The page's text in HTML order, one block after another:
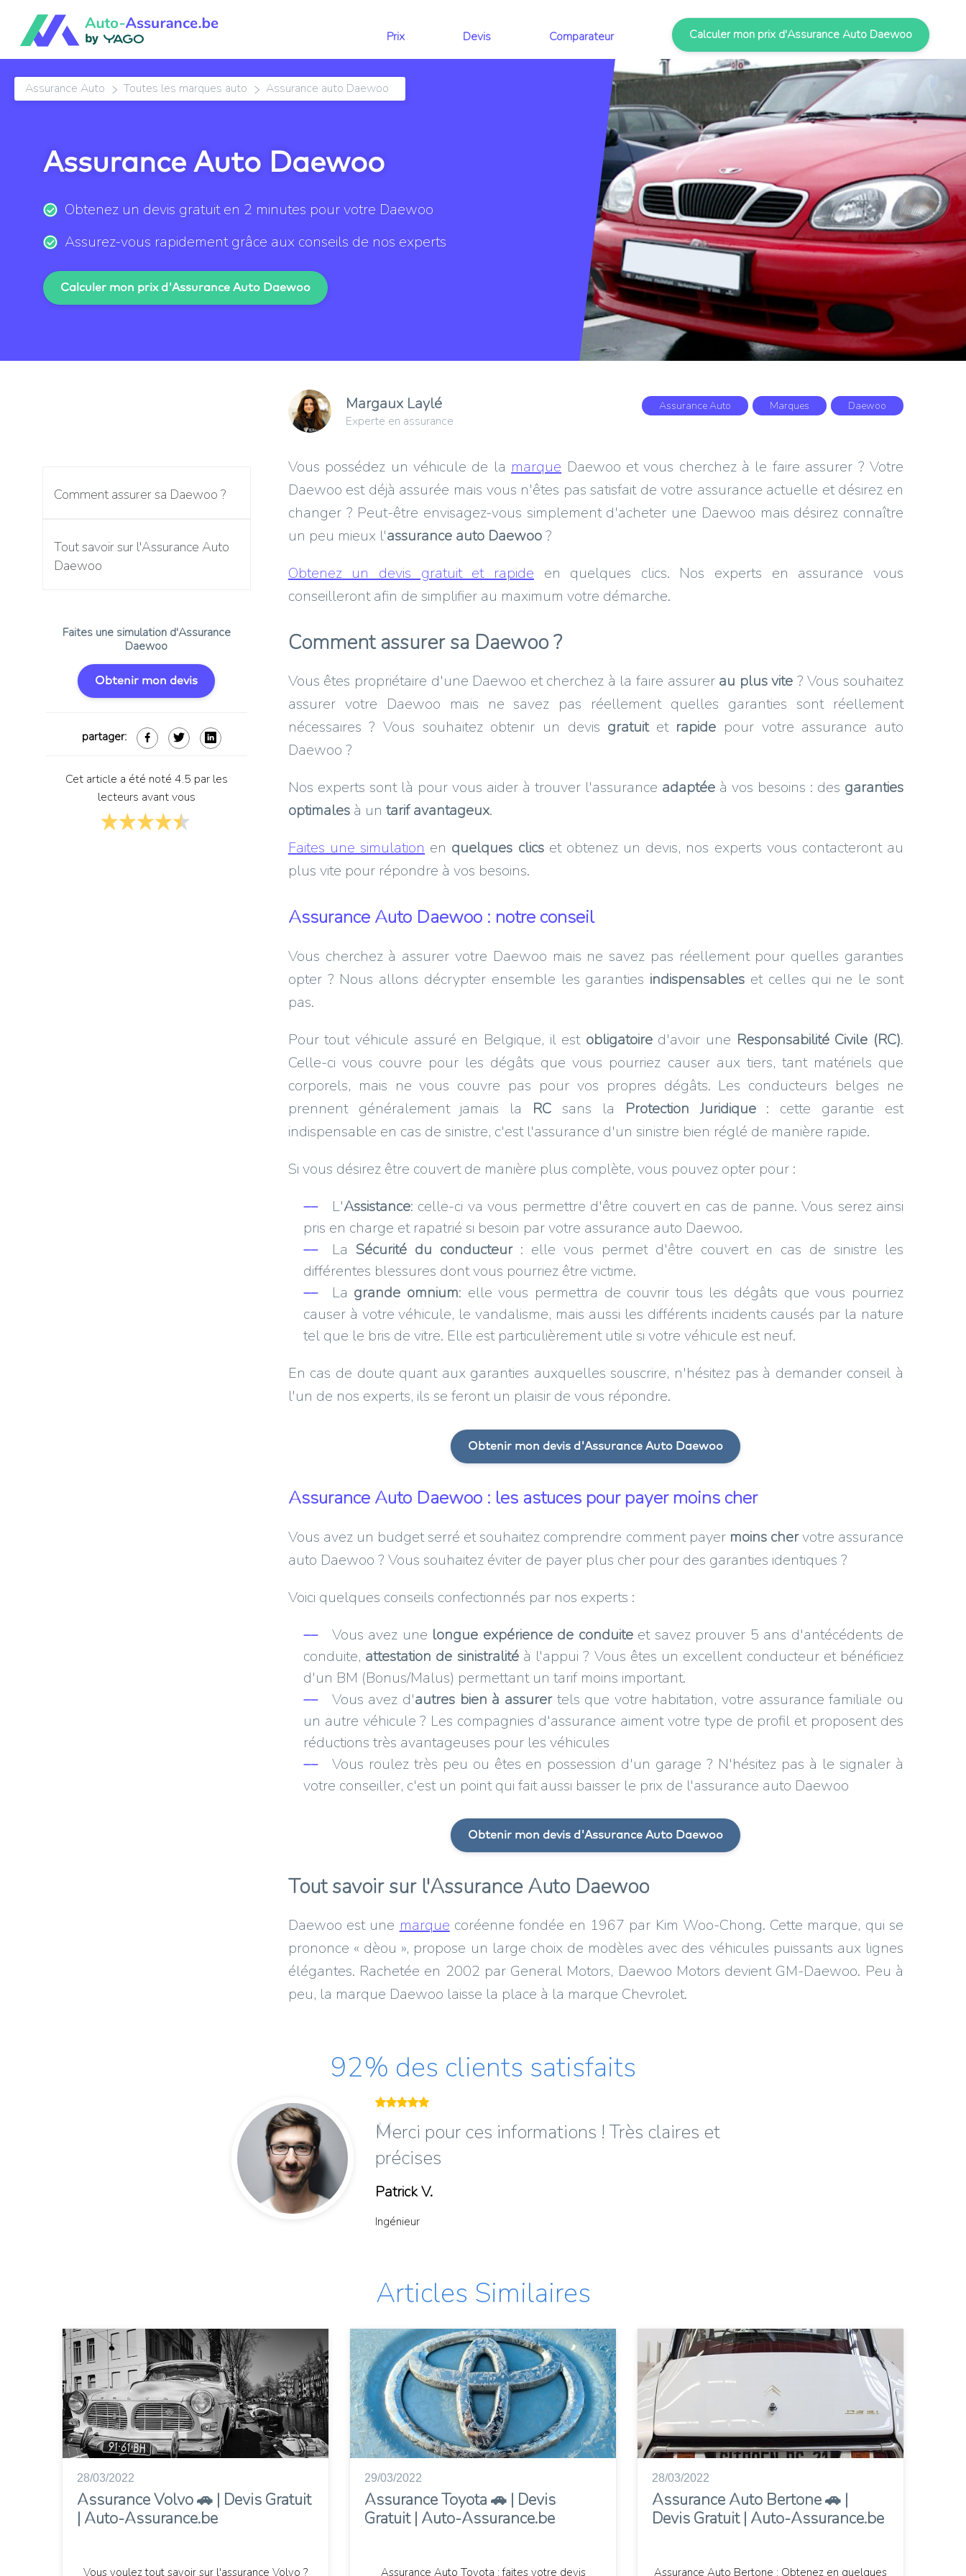
Prix Devis Comparateur Calculer mon prix d'Assurance Auto Daewoo
Assurance Auto Toutes les marques auto Assurance auto Daewoo
Assurance Auto Daewoo
Obtenez un devis gratuit en 2 minutes pour votre Daewoo
Assurez-vous rapidement grâce aux conseils de nos experts
Calculer mon prix d'Assurance Auto Daewoo
Comment assurer sa Daewoo ?
Tout savoir sur l'Assurance Auto
Daewoo
Faites une simulation d'Assurance
Daewoo
Obtenir mon devis
partager:
Cet article a été noté 4.5 par les
lecteurs avant vous
Margaux Laylé
Experte en assurance
Assurance Auto Marques Daewoo
Vous possédez un véhicule de la marque Daewoo et vous cherchez à le faire assurer ? Votre
Daewoo est déjà assurée mais vous n'êtes pas satisfait de votre assurance actuelle et désirez en
changer ? Peut-être envisagez-vous simplement d'acheter une Daewoo mais désirez connaître
un peu mieux l'assurance auto Daewoo?
Obtenez un devis gratuit et rapide en quelques clics. Nos experts en assurance vous
conseilleront afin de simplifier au maximum votre démarche.
Comment assurer sa Daewoo ?
Vous êtes propriétaire d'une Daewoo et cherchez à la faire assurer au plus vite ? Vous souhaitez
assurer votre Daewoo mais ne savez pas réellement quelles garanties sont réellement
nécessaires ? Vous souhaitez obtenir un devis gratuitet rapide pour votre assurance auto
Daewoo ?
Nos experts sont là pour vous aider à trouver l'assurance adaptéeà vos besoins : des garanties
optimalesà un tarif avantageux.
Faites une simulation en quelques clicset obtenez un devis, nos experts vous contacteront au
plus vite pour répondre à vos besoins.
Assurance Auto Daewoo : notre conseil
Vous cherchez à assurer votre Daewoo mais ne savez pas réellement pour quelles garanties
opter ? Nous allons décrypter ensemble les garanties indispensables et celles qui ne le sont
pas.
Pour tout véhicule assuré en Belgique, il est obligatoired'avoir une Responsabilité Civile (RC).
Celle-ci vous couvre pour les dégâts que vous pourriez causer aux tiers, tant matériels que
corporels, mais ne vous couvre pas pour vos propres dégâts. Les conducteurs belges ne
prennent généralement jamais la RC sans la Protection Juridique: cette garantie est
indispensable en cas de sinistre, c'est l'assurance d'un sinistre bien réglé de manière rapide.
Si vous désirez être couvert de manière plus complète, vous pouvez opter pour :
L'Assistance: celle-ci va vous permettre d'être couvert en cas de panne. Vous serez ainsi
pris en charge et rapatrié si besoin par votre assurance auto Daewoo.
La Sécurité du conducteur: elle vous permet d'être couvert en cas de sinistre les
différentes blessures dont vous pourriez être victime.
La grande omnium: elle vous permettra de couvrir tous les dégâts que vous pourriez
causer à votre véhicule, le vandalisme, mais aussi les différents incidents causés par la nature
tel que le bris de vitre. Elle est particulièrement utile si votre véhicule est neuf.
En cas de doute quant aux garanties auxquelles souscrire, n'hésitez pas à demander conseil à
l'un de nos experts, ils se feront un plaisir de vous répondre.
Obtenir mon devis d'Assurance Auto Daewoo
Assurance Auto Daewoo : les astuces pour payer moins cher
Vous avez un budget serré et souhaitez comprendre comment payer moins chervotre assurance
auto Daewoo ? Vous souhaitez éviter de payer plus cher pour des garanties identiques ?
Voici quelques conseils confectionnés par nos experts :
Vous avez une longue expérience de conduiteet savez prouver 5 ans d'antécédents de
conduite, attestation de sinistralitéà l'appui ? Vous êtes un excellent conducteur et bénéficiez
d'un BM (Bonus/Malus) permettant un tarif moins important.
Vous avez d'autres bien à assurertels que votre habitation, votre assurance familiale ou
un autre véhicule ? Les compagnies d'assurance aiment votre type de profil et proposent des
réductions très avantageuses pour les véhicules
Vous roulez très peu ou êtes en possession d'un garage ? N'hésitez pas à le signaler à
votre conseiller, c'est un point qui fait aussi baisser le prix de l'assurance auto Daewoo
Obtenir mon devis d'Assurance Auto Daewoo
Tout savoir sur l'Assurance Auto Daewoo
Daewoo est une marque coréenne fondée en 1967 par Kim Woo-Chong. Cette marque, qui se
prononce « dèou », propose un large choix de modèles avec des véhicules puissants aux lignes
élégantes. Rachetée en 2002 par General Motors, Daewoo Motors devient GM-Daewoo. Peu à
peu, la marque Daewoo laisse la place à la marque Chevrolet.
92% des clients satisfaits
Merci pour ces informations ! Très claires et
précises
Patrick V.
Ingénieur
Articles Similaires
28/03/2022
Assurance Volvo 🚗 | Devis Gratuit
| Auto-Assurance.be
Vous voulez tout savoir sur l'assurance Volvo ?
29/03/2022
Assurance Toyota 🚗 | Devis
Gratuit | Auto-Assurance.be
Assurance Auto Toyota : faites votre devis
28/03/2022
Assurance Auto Bertone 🚗 |
Devis Gratuit | Auto-Assurance.be
Assurance Auto Bertone : Obtenez en quelques